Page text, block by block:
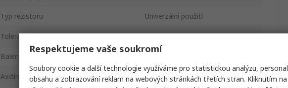
Typ rezistoru Univerzální použití
Tolerance ± 5%
Balení
Axiální/radiální Axiální
Respektujeme vaše soukromí
Soubory cookie a další technologie využíváme pro statistickou analýzu,
obsahu a zobrazování reklam na webových stránkách třetích stran. Kliknutím